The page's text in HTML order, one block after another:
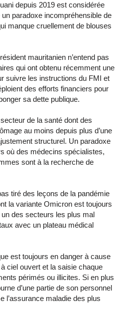
depuis 2019 est considérée
paradoxe incompréhensible de
manque cruellement de blouses
mauritanien n’entend pas
qui ont obtenu récemment une
suivre les instructions du FMI et
des efforts financiers pour
sa dette publique.
de la santé dont des
au moins depuis plus d’une
structurel. Un paradoxe
où des médecins spécialistes,
sont à la recherche de
tiré des leçons de la pandémie
la variante Omicron est toujours
des secteurs les plus mal
avec un plateau médical
est toujours en danger à cause
ciel ouvert et la saisie chaque
périmés ou illicites. Si en plus
d’une partie de son personnel
l’assurance maladie des plus